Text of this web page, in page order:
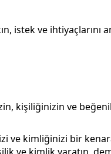
istek ve
kişiliğinizin ve
ve kimliğinizi bir